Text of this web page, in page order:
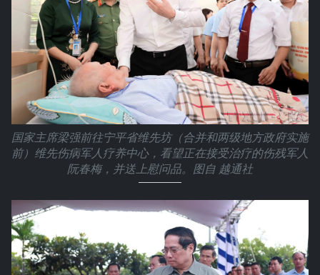
国家主席梁强前往宁平省维先坊（合并和两级地方政府实施
前）维先伤病军人疗养中心，看望正在接受治疗的伤残军人
阮春梅，并送上慰问品。图自 越通社